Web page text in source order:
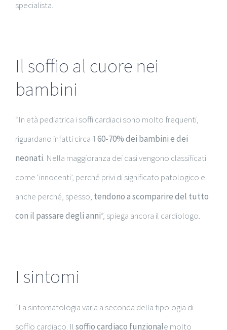
specialista.
Il soffio al cuore nei
bambini
“In età pediatrica i soffi cardiaci sono molto frequenti,
riguardano infatti circa il60-70% dei bambini e dei
neonati. Nella maggioranza dei casi vengono classificati
come ‘innocenti’, perché privi di significato patologico e
anche perché, spesso, tendono a scomparire del tutto
con il passare degli anni”, spiega ancora il cardiologo.
I sintomi
“La sintomatologia varia a seconda della tipologia di
soffio cardiaco. Ilsoffio cardiaco funzionale molto